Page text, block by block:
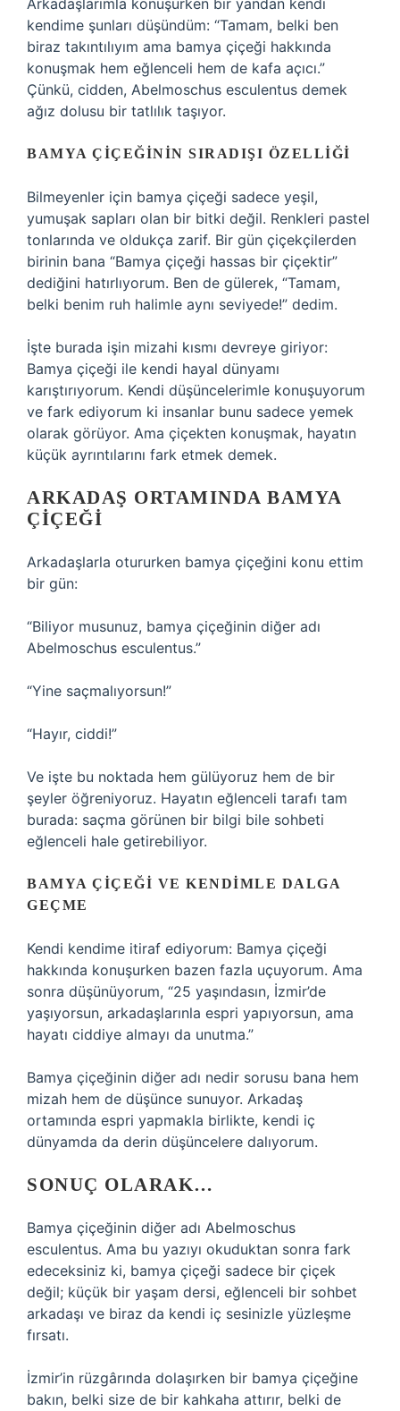
Arkadaşlarımla konuşurken bir yandan kendi
kendime şunları düşündüm: “Tamam, belki ben
biraz takıntılıyım ama bamya çiçeği hakkında
konuşmak hem eğlenceli hem de kafa açıcı.”
Çünkü, cidden, Abelmoschus esculentus demek
ağız dolusu bir tatlılık taşıyor.
BAMYA ÇIÇEĞININ SIRADIŞI ÖZELLIĞI
Bilmeyenler için bamya çiçeği sadece yeşil,
yumuşak sapları olan bir bitki değil. Renkleri pastel
tonlarında ve oldukça zarif. Bir gün çiçekçilerden
birinin bana “Bamya çiçeği hassas bir çiçektir”
dediğini hatırlıyorum. Ben de gülerek, “Tamam,
belki benim ruh halimle aynı seviyede!” dedim.
İşte burada işin mizahi kısmı devreye giriyor:
Bamya çiçeği ile kendi hayal dünyamı
karıştırıyorum. Kendi düşüncelerimle konuşuyorum
ve fark ediyorum ki insanlar bunu sadece yemek
olarak görüyor. Ama çiçekten konuşmak, hayatın
küçük ayrıntılarını fark etmek demek.
ARKADAŞ ORTAMINDA BAMYA
ÇIÇEĞI
Arkadaşlarla otururken bamya çiçeğini konu ettim
bir gün:
“Biliyor musunuz, bamya çiçeğinin diğer adı
Abelmoschus esculentus.”
“Yine saçmalıyorsun!”
“Hayır, ciddi!”
Ve işte bu noktada hem gülüyoruz hem de bir
şeyler öğreniyoruz. Hayatın eğlenceli tarafı tam
burada: saçma görünen bir bilgi bile sohbeti
eğlenceli hale getirebiliyor.
BAMYA ÇIÇEĞI VE KENDIMLE DALGA
GEÇME
Kendi kendime itiraf ediyorum: Bamya çiçeği
hakkında konuşurken bazen fazla uçuyorum. Ama
sonra düşünüyorum, “25 yaşındasın, İzmir’de
yaşıyorsun, arkadaşlarınla espri yapıyorsun, ama
hayatı ciddiye almayı da unutma.”
Bamya çiçeğinin diğer adı nedir sorusu bana hem
mizah hem de düşünce sunuyor. Arkadaş
ortamında espri yapmakla birlikte, kendi iç
dünyamda da derin düşüncelere dalıyorum.
SONUÇ OLARAK…
Bamya çiçeğinin diğer adı Abelmoschus
esculentus. Ama bu yazıyı okuduktan sonra fark
edeceksiniz ki, bamya çiçeği sadece bir çiçek
değil; küçük bir yaşam dersi, eğlenceli bir sohbet
arkadaşı ve biraz da kendi iç sesinizle yüzleşme
fırsatı.
İzmir’in rüzgârında dolaşırken bir bamya çiçeğine
bakın, belki size de bir kahkaha attırır, belki de